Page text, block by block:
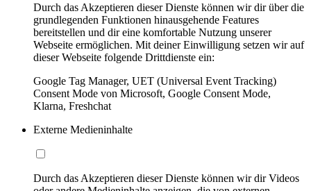
Durch das Akzeptieren dieser Dienste können wir dir über die
grundlegenden Funktionen hinausgehende Features
bereitstellen und dir eine komfortable Nutzung unserer
Webseite ermöglichen. Mit deiner Einwilligung setzen wir auf
dieser Webseite folgende Drittdienste ein:
Google Tag Manager, UET (Universal Event Tracking)
Consent Mode von Microsoft, Google Consent Mode,
Klarna, Freshchat
Externe Medieninhalte
Durch das Akzeptieren dieser Dienste können wir dir Videos